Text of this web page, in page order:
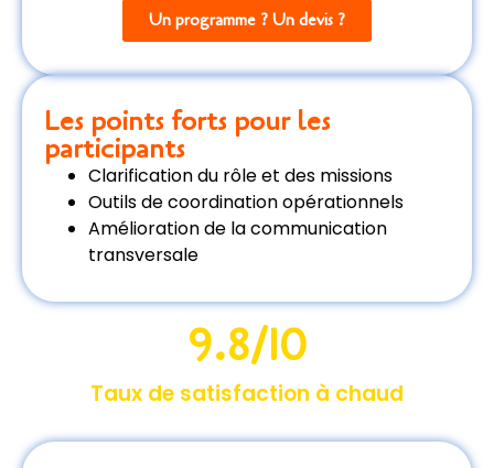
Un programme ? Un devis ?
Les points forts pour les
participants
Clarification du rôle et des missions
Outils de coordination opérationnels
Amélioration de la communication
transversale
Taux de satisfaction à chaud
9.8/10